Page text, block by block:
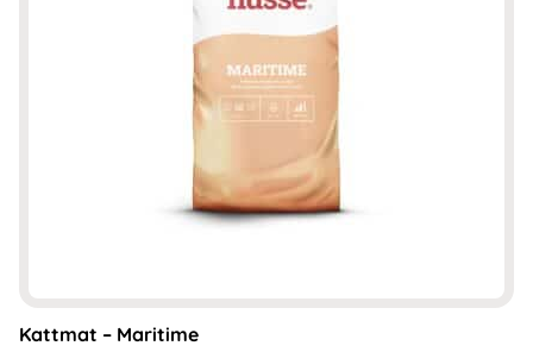
Kattmat – Maritime